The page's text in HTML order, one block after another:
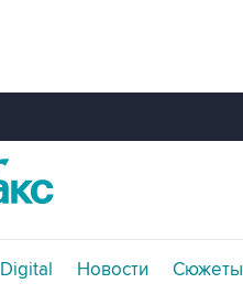
Digital Новости Сюжеты